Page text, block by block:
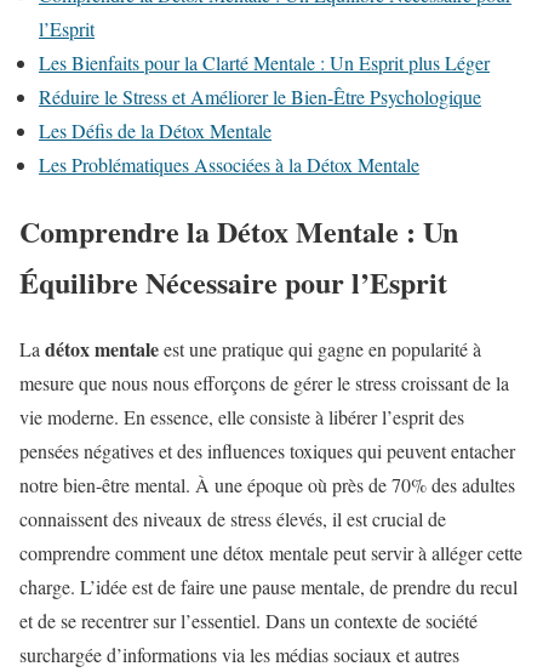
l’Esprit
Les Bienfaits pour la Clarté Mentale : Un Esprit plus Léger
Réduire le Stress et Améliorer le Bien-Être Psychologique
Les Défis de la Détox Mentale
Les Problématiques Associées à la Détox Mentale
Comprendre la Détox Mentale : Un
Équilibre Nécessaire pour l’Esprit
La détox mentaleest une pratique qui gagne en popularité à
mesure que nous nous efforçons de gérer le stress croissant de la
vie moderne. En essence, elle consiste à libérer l’esprit des
pensées négatives et des influences toxiques qui peuvent entacher
notre bien-être mental. À une époque où près de 70% des adultes
connaissent des niveaux de stress élevés, il est crucial de
comprendre comment une détox mentale peut servir à alléger cette
charge. L’idée est de faire une pause mentale, de prendre du recul
et de se recentrer sur l’essentiel. Dans un contexte de société
surchargée d’informations via les médias sociaux et autres